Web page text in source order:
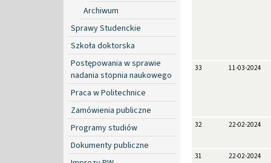
Archiwum
Sprawy Studenckie
Szkoła doktorska
Postępowania w sprawie
nadania stopnia naukowego
Praca w Politechnice
Zamówienia publiczne
Programy studiów
Dokumenty publiczne
33 11-03-2024
32 22-02-2024
31 22-02-2024